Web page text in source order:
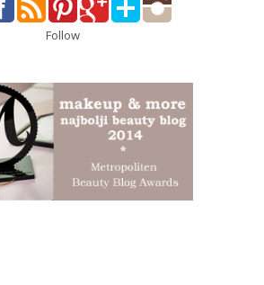
Follow